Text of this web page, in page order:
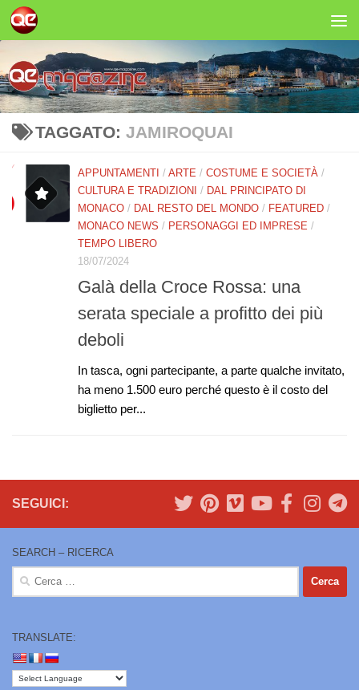
Salta al contenuto
TAGGATO: JAMIROQUAI
APPUNTAMENTI / ARTE / COSTUME E SOCIETÀ /
CULTURA E TRADIZIONI / DAL PRINCIPATO DI
MONACO / DAL RESTO DEL MONDO / FEATURED /
MONACO NEWS / PERSONAGGI ED IMPRESE /
TEMPO LIBERO
18/07/2024
Galà della Croce Rossa: una
serata speciale a profitto dei più
deboli
In tasca, ogni partecipante, a parte qualche invitato,
ha meno 1.500 euro perché questo è il costo del
biglietto per...
SEGUICI:
SEARCH – RICERCA
Ricerca
TRANSLATE: